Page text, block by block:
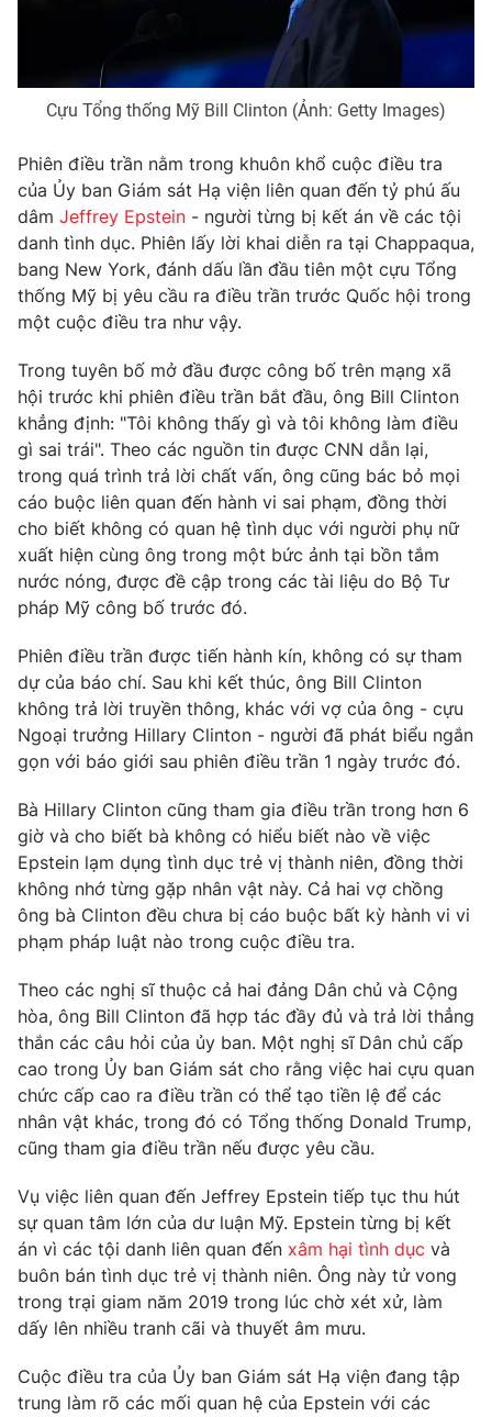
Khán giả
Giải sao mai
Làm đẹp
Chất lượng cuộc sống
Giáo dục
Học trực tuyến
Công nghệ
Hitech Công nghệ tương lai
Sản phẩm
Thị trường
Tư vấn
Giao lưu trực tuyến
Lịch phát sóng
Chuyên mục khác
Emagazine Podcast
Photo Infographic
Video Shorts video
VTV Money VTV Thể thao
VTV Sức khoẻ Bất động sản
Thị trường 24h Tấm lòng Việt
VTV9 VTV8
Liên hệ tòa soạn English
THỜI BÁO VTV
Theo dõi báo trên
Cơ quan chủ quản:Đài Truyền hình Việt Nam
Cơ quan báo chí:Thời báo VTV
Giấy phép hoạt động báo in và báo điện tử số 483/GP-BTTTT
cấp ngày 29/12/2023
Tổng Biên tập:Vũ Thanh Thủy
Phó Tổng Biên tập:
Nguyễn Trọng Ninh
Tổng đài VTV: 024.38 355 931 - 024.38 355 932
Cựu Tổng thống Mỹ Bill Clinton (Ảnh: Getty Images)
Phiên điều trần nằm trong khuôn khổ cuộc điều tra
của Ủy ban Giám sát Hạ viện liên quan đến tỷ phú ấu
dâm Jeffrey Epstein - người từng bị kết án về các tội
danh tình dục. Phiên lấy lời khai diễn ra tại Chappaqua,
bang New York, đánh dấu lần đầu tiên một cựu Tổng
thống Mỹ bị yêu cầu ra điều trần trước Quốc hội trong
một cuộc điều tra như vậy.
Trong tuyên bố mở đầu được công bố trên mạng xã
hội trước khi phiên điều trần bắt đầu, ông Bill Clinton
khẳng định: "Tôi không thấy gì và tôi không làm điều
gì sai trái". Theo các nguồn tin được CNN dẫn lại,
trong quá trình trả lời chất vấn, ông cũng bác bỏ mọi
cáo buộc liên quan đến hành vi sai phạm, đồng thời
cho biết không có quan hệ tình dục với người phụ nữ
xuất hiện cùng ông trong một bức ảnh tại bồn tắm
nước nóng, được đề cập trong các tài liệu do Bộ Tư
pháp Mỹ công bố trước đó.
Phiên điều trần được tiến hành kín, không có sự tham
dự của báo chí. Sau khi kết thúc, ông Bill Clinton
không trả lời truyền thông, khác với vợ của ông - cựu
Ngoại trưởng Hillary Clinton - người đã phát biểu ngắn
gọn với báo giới sau phiên điều trần 1 ngày trước đó.
Bà Hillary Clinton cũng tham gia điều trần trong hơn 6
giờ và cho biết bà không có hiểu biết nào về việc
Epstein lạm dụng tình dục trẻ vị thành niên, đồng thời
không nhớ từng gặp nhân vật này. Cả hai vợ chồng
ông bà Clinton đều chưa bị cáo buộc bất kỳ hành vi vi
phạm pháp luật nào trong cuộc điều tra.
Theo các nghị sĩ thuộc cả hai đảng Dân chủ và Cộng
hòa, ông Bill Clinton đã hợp tác đầy đủ và trả lời thẳng
thắn các câu hỏi của ủy ban. Một nghị sĩ Dân chủ cấp
cao trong Ủy ban Giám sát cho rằng việc hai cựu quan
chức cấp cao ra điều trần có thể tạo tiền lệ để các
nhân vật khác, trong đó có Tổng thống Donald Trump,
cũng tham gia điều trần nếu được yêu cầu.
Vụ việc liên quan đến Jeffrey Epstein tiếp tục thu hút
sự quan tâm lớn của dư luận Mỹ. Epstein từng bị kết
án vì các tội danh liên quan đến xâm hại tình dục và
buôn bán tình dục trẻ vị thành niên. Ông này tử vong
trong trại giam năm 2019 trong lúc chờ xét xử, làm
dấy lên nhiều tranh cãi và thuyết âm mưu.
Cuộc điều tra của Ủy ban Giám sát Hạ viện đang tập
trung làm rõ các mối quan hệ của Epstein với các